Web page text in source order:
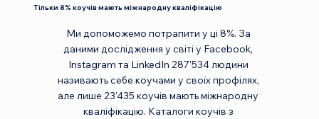
Тільки 8% коучів мають міжнародну кваліфікацію
Ми допоможемо потрапити у ці 8%. За
даними дослідження у світі у Facebook,
Instagram та LinkedIn 287'534 людини
називають себе коучами у своїх профілях,
але лише 23'435 коучів мають міжнародну
кваліфікацію. Каталоги коучів з